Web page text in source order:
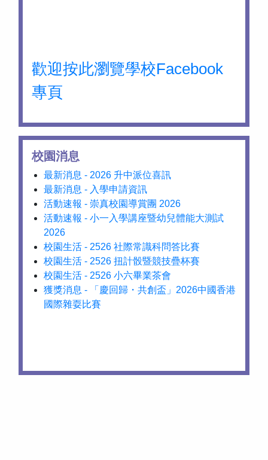
歡迎按此瀏覽學校Facebook
專頁
校園消息
最新消息 - 2026 升中派位喜訊
最新消息 - 入學申請資訊
活動速報 - 崇真校園導賞團 2026
活動速報 - 小一入學講座暨幼兒體能大測試
2026
校園生活 - 2526 社際常識科問答比賽
校園生活 - 2526 扭計骰暨競技疊杯賽
校園生活 - 2526 小六畢業茶會
獲獎消息 - 「慶回歸・共創盃」2026中國香港
國際雜耍比賽